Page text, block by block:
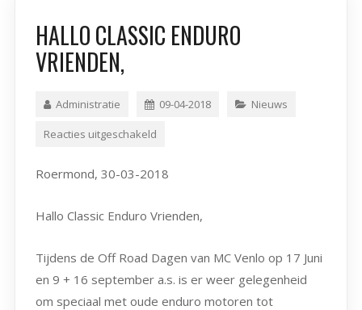
HALLO CLASSIC ENDURO
VRIENDEN,
Administratie 09-04-2018 Nieuws
Reacties uitgeschakeld
Roermond, 30-03-2018
Hallo Classic Enduro Vrienden,
Tijdens de Off Road Dagen van MC Venlo op 17 Juni
en 9 + 16 september a.s. is er weer gelegenheid
om speciaal met oude enduro motoren tot